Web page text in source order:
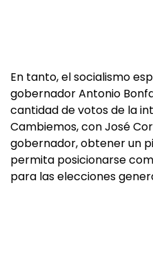
En tanto, el socialismo
gobernador Antonio
cantidad de votos de la
Cambiemos, con José
gobernador, obtener un
permita posicionarse
para las elecciones